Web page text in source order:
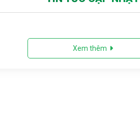
Xem thêm